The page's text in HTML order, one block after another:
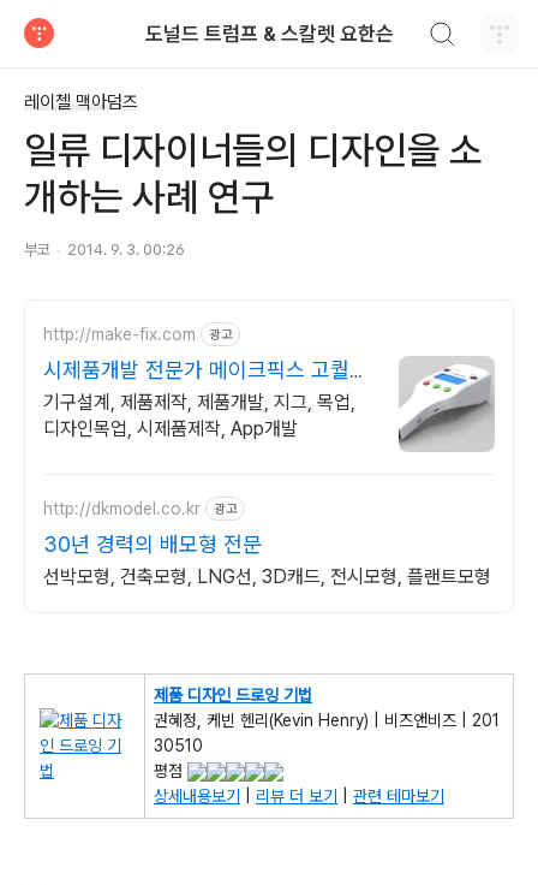
도널드 트럼프 & 스칼렛 요한슨
레이첼 맥아덤즈
일류 디자이너들의 디자인을 소
개하는 사례 연구
부코 2014. 9. 3. 00:26
http://make-fix.com 광고
시제품개발 전문가 메이크픽스 고퀄리
티 시제품개발
기구설계, 제품제작, 제품개발, 지그, 목업,
디자인목업, 시제품제작, App개발
http://dkmodel.co.kr 광고
30년 경력의 배모형 전문
선박모형, 건축모형, LNG선, 3D캐드, 전시모형, 플랜트모형
제품 디자인 드로잉 기법
권혜정, 케빈 헨리(Kevin Henry) | 비즈앤비즈 | 201
30510
평점
상세내용보기
리뷰 더 보기 관련 테마보기